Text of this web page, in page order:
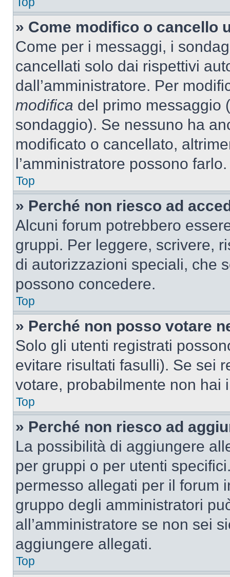
» Come modifico o cancello
Come per i messaggi, i
cancellati solo dai rispettivi
dall’amministratore. Per
modifica del primo messaggio
sondaggio). Se nessuno ha
modificato o cancellato,
l’amministratore possono farlo.
Top
» Perché non riesco ad
Alcuni forum potrebbero
gruppi. Per leggere, scrivere,
di autorizzazioni speciali, che
possono concedere.
Top
» Perché non posso votare
Solo gli utenti registrati
evitare risultati fasulli). Se sei
votare, probabilmente non hai
Top
» Perché non riesco ad
La possibilità di aggiungere
per gruppi o per utenti
permesso allegati per il forum
gruppo degli amministratori
all’amministratore se non sei
aggiungere allegati.
Top